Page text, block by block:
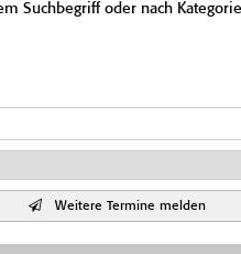
Suchbegriff oder nach
Weitere Termine melden